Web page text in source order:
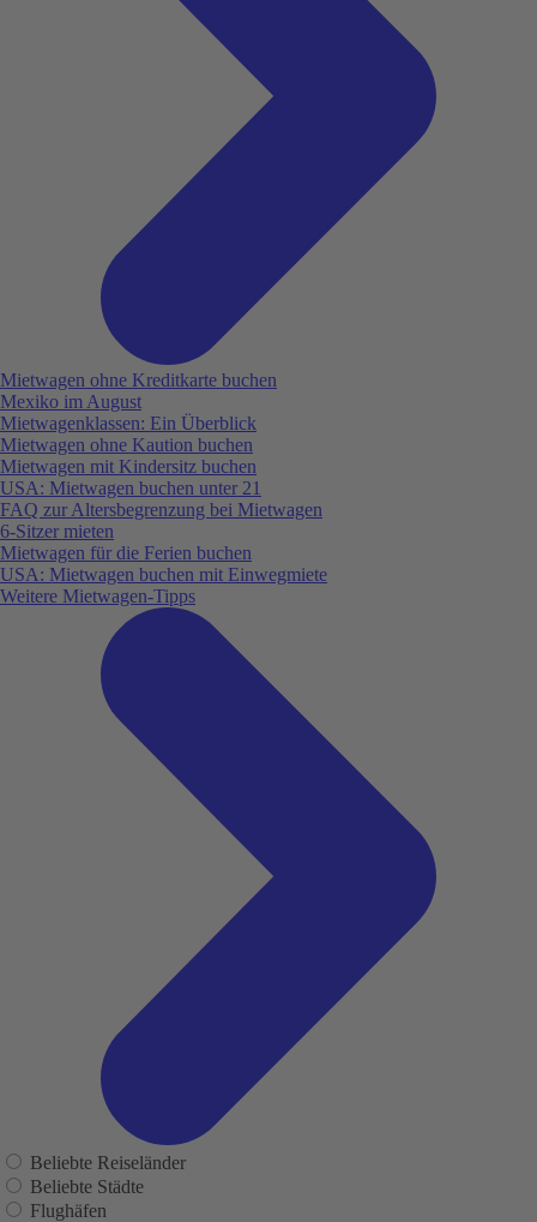
Mietwagen ohne Kreditkarte buchen
Mexiko im August
Mietwagenklassen: Ein Überblick
Mietwagen ohne Kaution buchen
Mietwagen mit Kindersitz buchen
USA: Mietwagen buchen unter 21
FAQ zur Altersbegrenzung bei Mietwagen
6-Sitzer mieten
Mietwagen für die Ferien buchen
USA: Mietwagen buchen mit Einwegmiete
Weitere Mietwagen-Tipps
Beliebte Reiseländer
Beliebte Städte
Flughäfen